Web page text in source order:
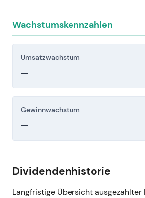
Wachstumskennzahlen
Umsatzwachstum
—
Gewinnwachstum
—
Dividendenhistorie
Langfristige Übersicht ausgezahlter